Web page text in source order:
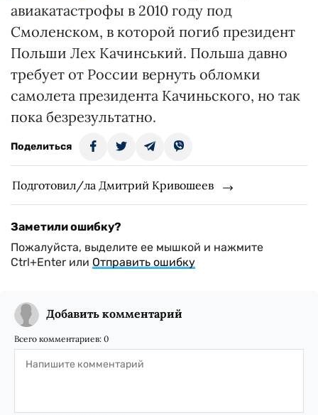
авиакатастрофы в 2010 году под
Смоленском, в которой погиб президент
Польши Лех Качинський. Польша давно
требует от России вернуть обломки
самолета президента Качиньского, но так
пока безрезультатно.
Поделиться
Подготовил/ла Дмитрий Кривошеев
Заметили ошибку?
Пожалуйста, выделите ее мышкой и нажмите
Ctrl+Enter или Отправить ошибку
Добавить комментарий
Всего комментариев: 0